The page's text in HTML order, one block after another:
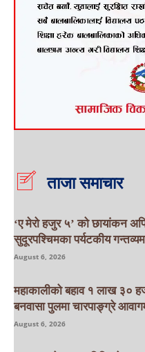
ताजा समाचार
‘ए मेरो हजुर ५’ को छायांकन
सुदूरपश्चिमका पर्यटकीय
August 6, 2026
महाकालीको बहाव १ लाख ३०
बनवासा पुलमा चारपाङ्ग्रे
August 6, 2026